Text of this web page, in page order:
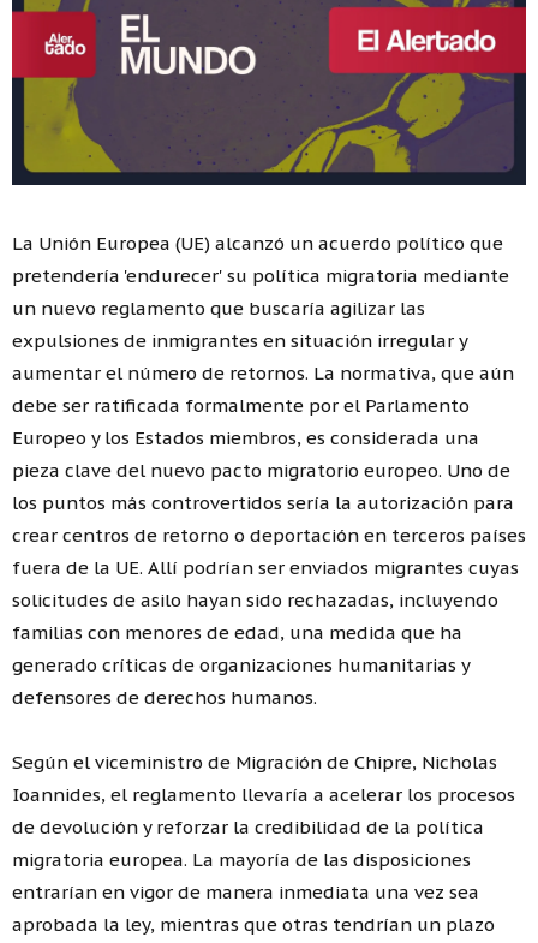
La Unión Europea (UE) alcanzó un acuerdo político que
pretendería 'endurecer' su política migratoria mediante
un nuevo reglamento que buscaría agilizar las
expulsiones de inmigrantes en situación irregular y
aumentar el número de retornos. La normativa, que aún
debe ser ratificada formalmente por el Parlamento
Europeo y los Estados miembros, es considerada una
pieza clave del nuevo pacto migratorio europeo. Uno de
los puntos más controvertidos sería la autorización para
crear centros de retorno o deportación en terceros países
fuera de la UE. Allí podrían ser enviados migrantes cuyas
solicitudes de asilo hayan sido rechazadas, incluyendo
familias con menores de edad, una medida que ha
generado críticas de organizaciones humanitarias y
defensores de derechos humanos.
Según el viceministro de Migración de Chipre, Nicholas
Ioannides, el reglamento llevaría a acelerar los procesos
de devolución y reforzar la credibilidad de la política
migratoria europea. La mayoría de las disposiciones
entrarían en vigor de manera inmediata una vez sea
aprobada la ley, mientras que otras tendrían un plazo